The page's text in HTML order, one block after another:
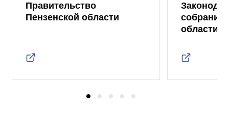
Правительство
Пензенской области
собрание
области